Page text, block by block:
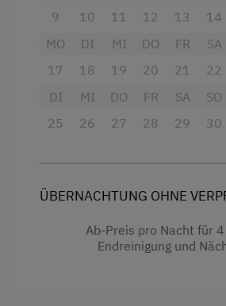
Ohne Verpflegung
Freizeitaktivitäten am Betrieb
Umgebung
9 10 11 12 13 14
MO
17
DI
18
MI
19
DO
20
FR
21
SA
22
DI
25
MI
26
DO
27
FR
28
SA
29
SO
30
ÜBERNACHTUNG OHNE
Ab-Preis pro Nacht für
Endreinigung und